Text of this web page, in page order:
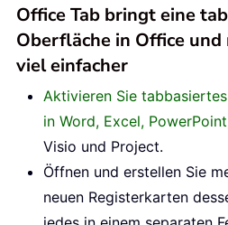
Office Tab bringt eine
Oberfläche in Office
viel einfacher
Aktivieren Sie
in Word, Excel, PowerPoint
Visio und Project.
Öffnen und erstellen Sie
neuen Registerkarten